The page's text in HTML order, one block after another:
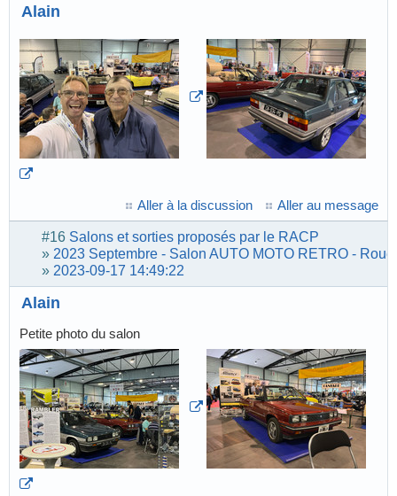
Alain
Aller à la discussion Aller au message
#16 Salons et sorties proposés par le RACP
» 2023 Septembre - Salon AUTO MOTO RETRO -
» 2023-09-17 14:49:22
Alain
Petite photo du salon